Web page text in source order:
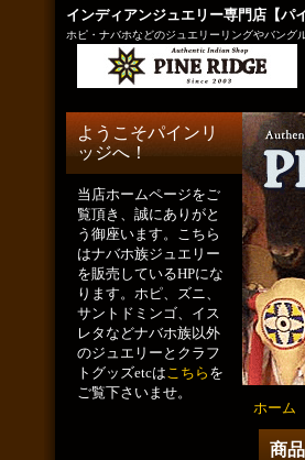
インディアンジュエリー専門店【パ
ホピ・ナバホなどのジュエリーリングやバング
ようこそパインリ
ッジへ！
当店ホームページをご
覧頂き、誠にありがと
う御座います。こちら
はナバホ族ジュエリー
を販売しているHPにな
ります。ホピ、ズニ、
サントドミンゴ、イス
レタなどナバホ族以外
のジュエリーとクラフ
トグッズetcはこちら を
ご覧下さいませ。
ホーム
商